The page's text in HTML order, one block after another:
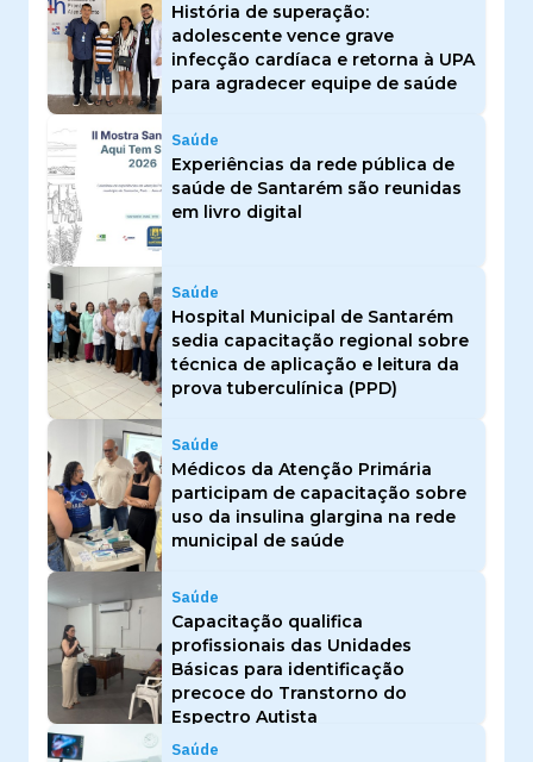
História de superação:
adolescente vence grave
infecção cardíaca e retorna à UPA
para agradecer equipe de saúde
Saúde
Experiências da rede pública de
saúde de Santarém são reunidas
em livro digital
Saúde
Hospital Municipal de Santarém
sedia capacitação regional sobre
técnica de aplicação e leitura da
prova tuberculínica (PPD)
Saúde
Médicos da Atenção Primária
participam de capacitação sobre
uso da insulina glargina na rede
municipal de saúde
Saúde
Capacitação qualifica
profissionais das Unidades
Básicas para identificação
precoce do Transtorno do
Espectro Autista
Saúde